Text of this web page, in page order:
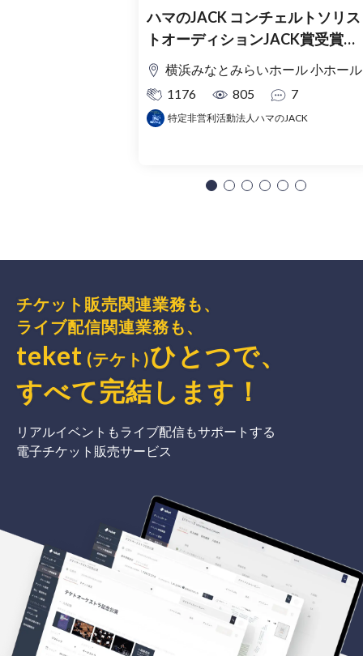
ハマのJACK コンチェルトソリス
トオーディションJACK賞受賞者
コンサート
横浜みなとみらいホール 小ホール
1176
805 7
特定非営利活動法人ハマのJACK
チケット販売関連業務も、
ライブ配信関連業務も、
teket (テケト)ひとつで、
すべて完結 します ！
リアルイベントもライブ配信もサポートする
電子チケット販売サービス